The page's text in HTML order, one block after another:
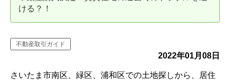
ける？！
不動産取引ガイド
2022年01月08日
さいたま市南区、緑区、浦和区での土地探しから、居住